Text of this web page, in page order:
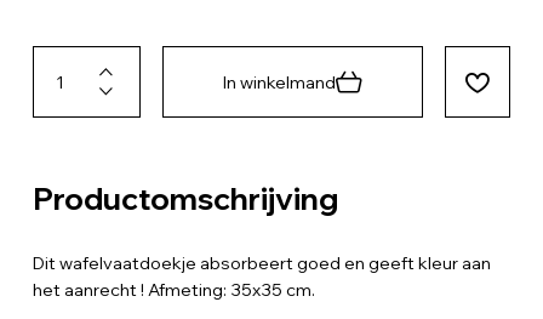
In winkelmand
Productomschrijving
Dit wafelvaatdoekje absorbeert goed en geeft kleur aan
het aanrecht ! Afmeting: 35x35 cm.